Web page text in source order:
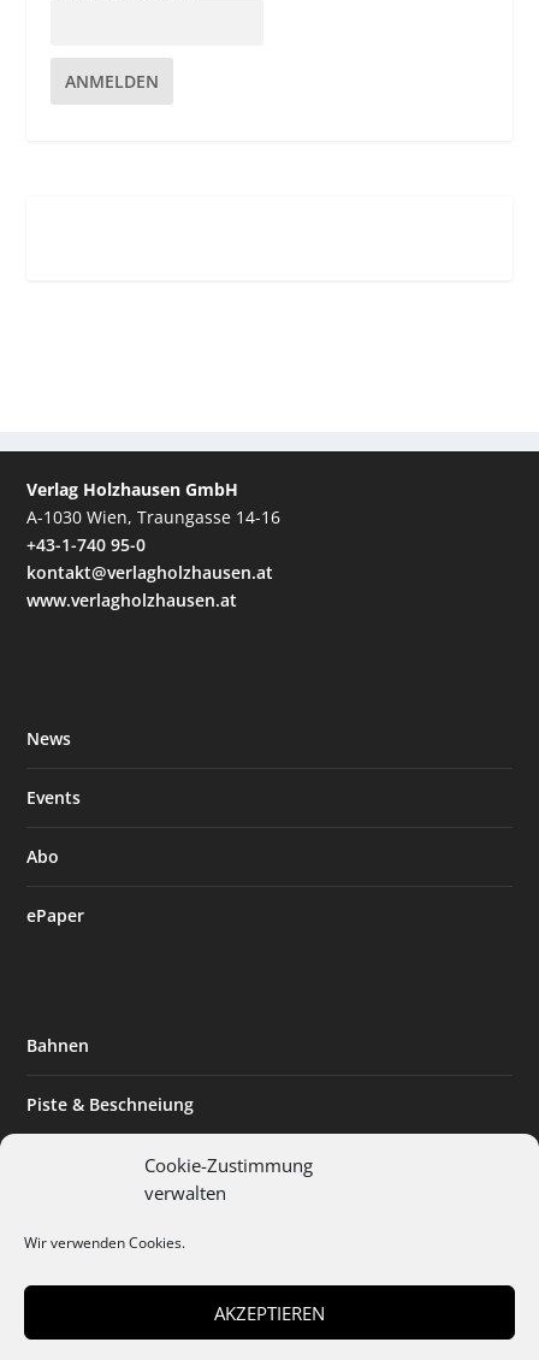
Cookie-Zustimmung
verwalten
Wir verwenden Cookies.
AKZEPTIEREN
ANMELDEN
Verlag Holzhausen GmbH
A-1030 Wien, Traungasse 14-16
+43-1-740 95-0
kontakt@verlagholzhausen.at
www.verlagholzhausen.at
News
Events
Abo
ePaper
Bahnen
Piste & Beschneiung
Expertise & Technik